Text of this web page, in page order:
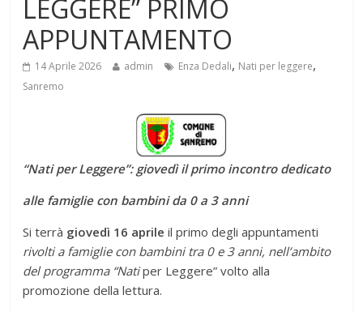
LEGGERE” PRIMO
APPUNTAMENTO
14 Aprile 2026 admin Enza Dedali, Nati per leggere,
Sanremo
“Nati per Leggere”: giovedì il primo incontro dedicato
alle famiglie con bambini da 0 a 3 anni
Si terrà giovedì 16 aprile il primo degli appuntamenti
rivolti a famiglie con bambini tra 0 e 3 anni, nell’ambito
del programma “Natiper Leggere” volto alla
promozione della lettura.